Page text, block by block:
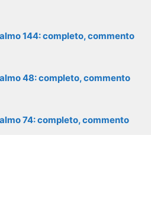
144: completo, commento
48: completo, commento
74: completo, commento